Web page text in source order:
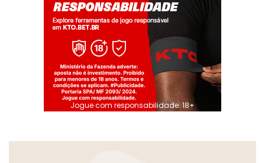
Jogue com responsabilidade. 18+